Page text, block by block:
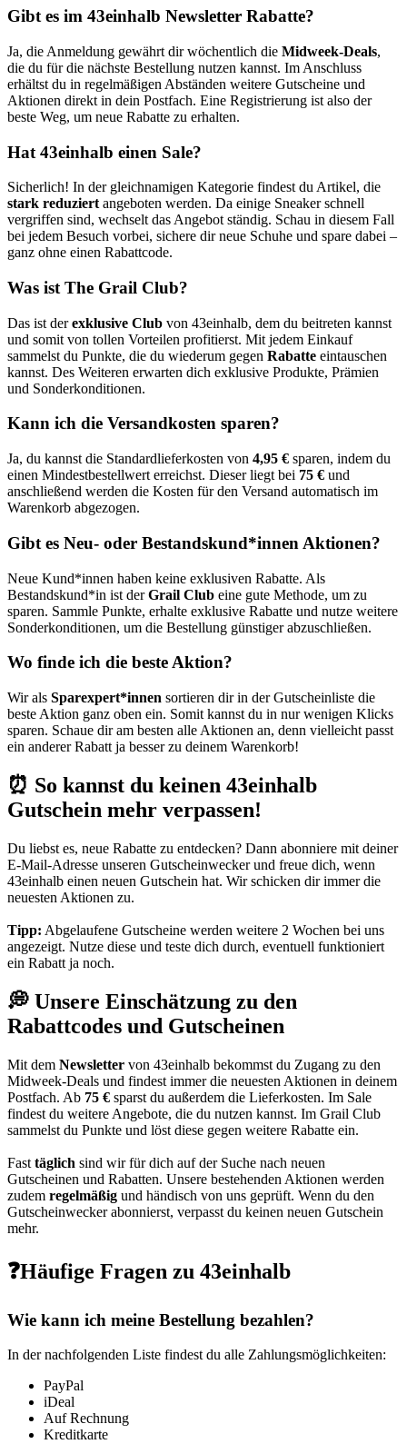
Gibt es im 43einhalb Newsletter Rabatte?
Ja, die Anmeldung gewährt dir wöchentlich die Midweek-Deals,
die du für die nächste Bestellung nutzen kannst. Im Anschluss
erhältst du in regelmäßigen Abständen weitere Gutscheine und
Aktionen direkt in dein Postfach. Eine Registrierung ist also der
beste Weg, um neue Rabatte zu erhalten.
Hat 43einhalb einen Sale?
Sicherlich! In der gleichnamigen Kategorie findest du Artikel, die
stark reduziert angeboten werden. Da einige Sneaker schnell
vergriffen sind, wechselt das Angebot ständig. Schau in diesem Fall
bei jedem Besuch vorbei, sichere dir neue Schuhe und spare dabei –
ganz ohne einen Rabattcode.
Was ist The Grail Club?
Das ist derexklusive Club von 43einhalb, dem du beitreten kannst
und somit von tollen Vorteilen profitierst. Mit jedem Einkauf
sammelst du Punkte, die du wiederum gegen Rabatte eintauschen
kannst. Des Weiteren erwarten dich exklusive Produkte, Prämien
und Sonderkonditionen.
Kann ich die Versandkosten sparen?
Ja, du kannst die Standardlieferkosten von 4,95 € sparen, indem du
einen Mindestbestellwert erreichst. Dieser liegt bei 75 € und
anschließend werden die Kosten für den Versand automatisch im
Warenkorb abgezogen.
Gibt es Neu- oder Bestandskund*innen Aktionen?
Neue Kund*innen haben keine exklusiven Rabatte. Als
Bestandskund*in ist derGrail Club eine gute Methode, um zu
sparen. Sammle Punkte, erhalte exklusive Rabatte und nutze weitere
Sonderkonditionen, um die Bestellung günstiger abzuschließen.
Wo finde ich die beste Aktion?
Wir als Sparexpert*innen sortieren dir in der Gutscheinliste die
beste Aktion ganz oben ein. Somit kannst du in nur wenigen Klicks
sparen. Schaue dir am besten alle Aktionen an, denn vielleicht passt
ein anderer Rabatt ja besser zu deinem Warenkorb!
⏰ So kannst du keinen 43einhalb
Gutschein mehr verpassen!
Du liebst es, neue Rabatte zu entdecken? Dann abonniere mit deiner
E-Mail-Adresse unseren Gutscheinweckerund freue dich, wenn
43einhalb einen neuen Gutschein hat. Wir schicken dir immer die
neuesten Aktionen zu.
Tipp: Abgelaufene Gutscheine werden weitere 2 Wochen bei uns
angezeigt. Nutze diese und teste dich durch, eventuell funktioniert
ein Rabatt ja noch.
💭 Unsere Einschätzung zu den
Rabattcodes und Gutscheinen
Mit dem Newsletter von 43einhalb bekommst du Zugang zu den
Midweek-Deals und findest immer die neuesten Aktionen in deinem
Postfach. Ab 75 € sparst du außerdem die Lieferkosten. Im Sale
findest du weitere Angebote, die du nutzen kannst. Im Grail Club
sammelst du Punkte und löst diese gegen weitere Rabatte ein.
Fast täglich sind wir für dich auf der Suche nach neuen
Gutscheinen und Rabatten. Unsere bestehenden Aktionen werden
zudem regelmäßig und händisch von uns geprüft. Wenn du den
Gutscheinwecker abonnierst, verpasst du keinen neuen Gutschein
mehr.
❓Häufige Fragen zu 43einhalb
Wie kann ich meine Bestellung bezahlen?
In der nachfolgenden Liste findest du alle Zahlungsmöglichkeiten:
PayPal
iDeal
Auf Rechnung
Kreditkarte